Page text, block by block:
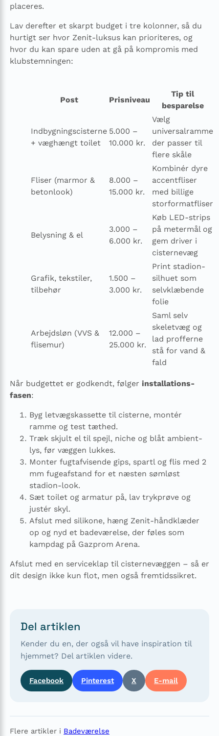
placeres.
Lav derefter et skarpt budget i tre kolonner, så du
hurtigt ser hvor Zenit-luksus kan prioriteres, og
hvor du kan spare uden at gå på kompromis med
klubstemningen:
Post Prisniveau
Tip til
besparelse
Indbygningscisterne
+ væghængt toilet
5.000 –
10.000 kr.
Vælg
universalramme
der passer til
flere skåle
Fliser (marmor &
betonlook)
8.000 –
15.000 kr.
Kombinér dyre
accentfliser
med billige
storformat­fliser
Belysning & el
3.000 –
6.000 kr.
Køb LED-strips
på metermål og
gem driver i
cisternevæg
Grafik, tekstiler,
tilbehør
1.500 –
3.000 kr.
Print stadion-
silhuet som
selvklæbende
folie
Arbejdsløn (VVS &
flisemur)
12.000 –
25.000 kr.
Saml selv
skeletvæg og
lad profferne
stå for vand &
fald
Når budgettet er godkendt, følger installations­
fasen:
Byg letvægs­kassette til cisterne, montér
ramme og test tæthed.
Træk skjult el til spejl, niche og blåt ambient-
lys, før væggen lukkes.
Monter fugtafvisende gips, spartl og flis med 2
mm fugeafstand for et næsten sømløst
stadion-look.
Sæt toilet og armatur på, lav trykprøve og
justér skyl.
Afslut med silikone, hæng Zenit-håndklæder
op og nyd et badeværelse, der føles som
kampdag på Gazprom Arena.
Afslut med en serviceklap til cisternevæggen – så er
dit design ikke kun flot, men også fremtidssikret.
Del artiklen
Kender du en, der også vil have inspiration til
hjemmet? Del artiklen videre.
Facebook Pinterest X E-mail
Flere artikler i Badeværelse